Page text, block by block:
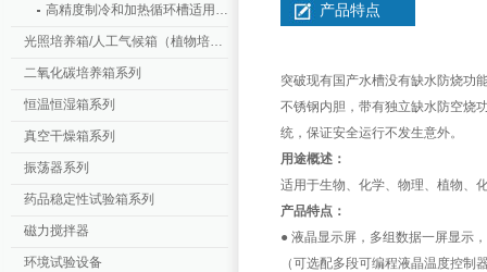
高精度制冷和加热循环槽适用于粘度计
光照培养箱/人工气候箱（植物培养箱）
二氧化碳培养箱系列
恒温恒湿箱系列
真空干燥箱系列
振荡器系列
药品稳定性试验箱系列
磁力搅拌器
环境试验设备
产品特点
突破现有国产水槽没有缺水防烧功
不锈钢内胆，带有独立缺水防空烧
统，保证安全运行不发生意外。
用途概述：
适用于生物、化学、物理、植物、
产品特点：
● 液晶显示屏，多组数据一屏显示
（可选配多段可编程液晶温度控制